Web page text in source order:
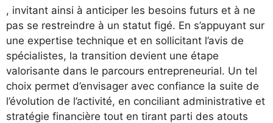
, invitant ainsi à anticiper les besoins futurs et à ne
pas se restreindre à un statut figé. En s’appuyant sur
une expertise technique et en sollicitant l’avis de
spécialistes, la transition devient une étape
valorisante dans le parcours entrepreneurial. Un tel
choix permet d’envisager avec confiance la suite de
l’évolution de l’activité, en conciliant administrative et
stratégie financière tout en tirant parti des atouts